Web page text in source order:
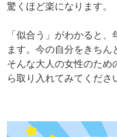
驚くほど楽になります。
「似合う」がわかると
ます。今の自分をきちん
そんな大人の女性のため
ら取り入れてみてくださ